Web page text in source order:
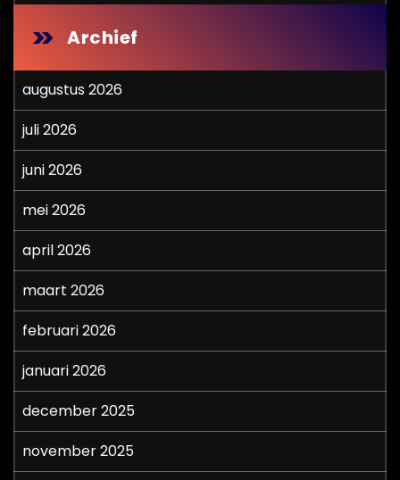
Archief
augustus 2026
juli 2026
juni 2026
mei 2026
april 2026
maart 2026
februari 2026
januari 2026
december 2025
november 2025